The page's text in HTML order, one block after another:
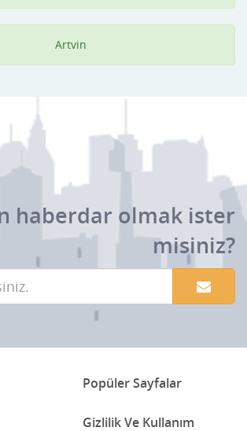
Artvin
haberdar olmak ister
misiniz?
Popüler Sayfalar
Gizlilik Ve Kullanım